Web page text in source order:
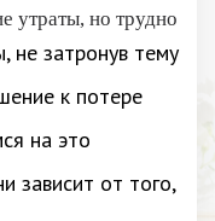
утраты, но трудно
не затронув тему
к потере
на это
зависит от того,